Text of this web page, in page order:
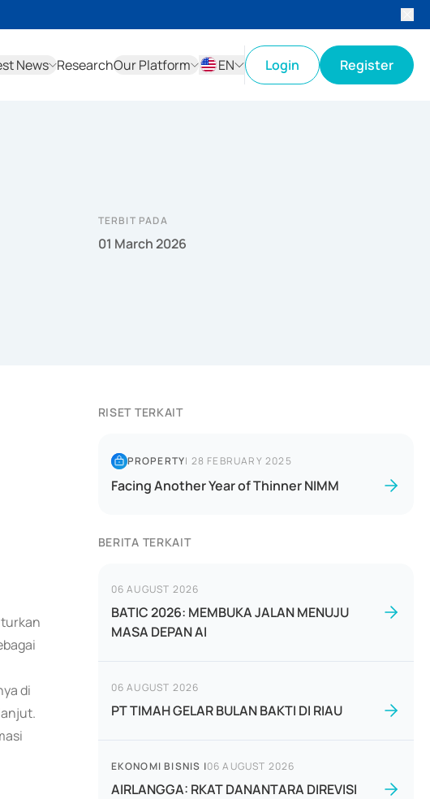
News ResearchOur Platform
EN
Login Register
TERBIT PADA
01 March 2026
di
RISET TERKAIT
PROPERTY| 28 FEBRUARY 2025
Facing Another Year of Thinner NIMM
BERITA TERKAIT
06 AUGUST 2026
BATIC 2026: MEMBUKA JALAN MENUJU
MASA DEPAN AI
06 AUGUST 2026
PT TIMAH GELAR BULAN BAKTI DI RIAU
EKONOMI BISNIS |06 AUGUST 2026
AIRLANGGA: RKAT DANANTARA DIREVISI